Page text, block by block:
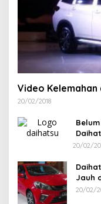
Video Kelemahan
20/02/2018
20/02/
Jauh
20/02/